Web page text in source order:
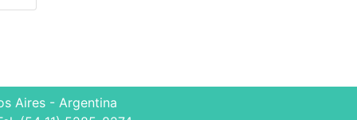
Aires - Argentina